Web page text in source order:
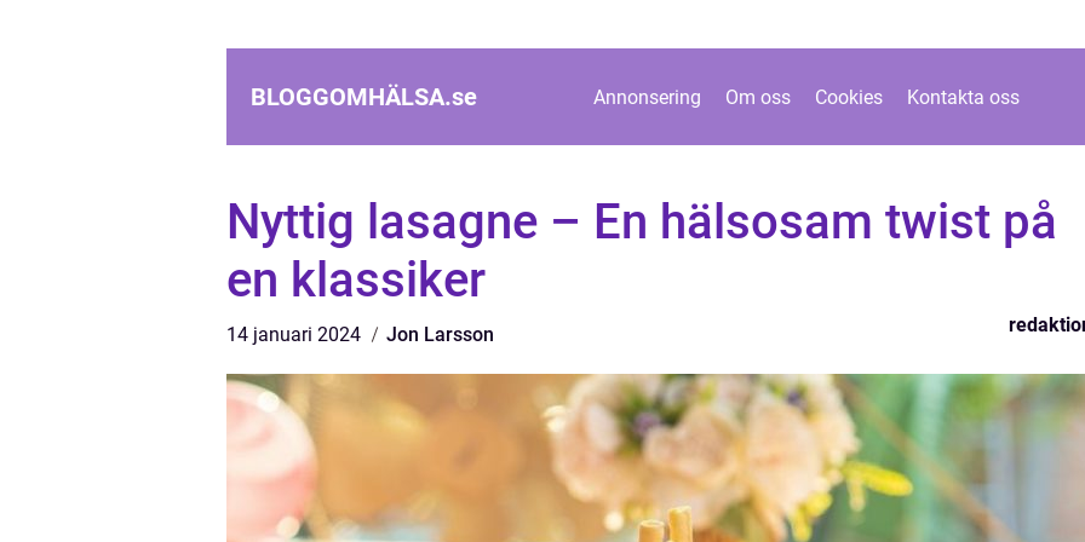
BLOGGOMHÄLSA.se Annonsering Om oss Cookies Kontakta oss
Nyttig lasagne – En hälsosam twist på
en klassiker
14 januari 2024 Jon Larsson